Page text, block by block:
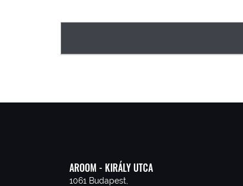
AROOM - KIRÁLY UTCA
1061 Budapest,